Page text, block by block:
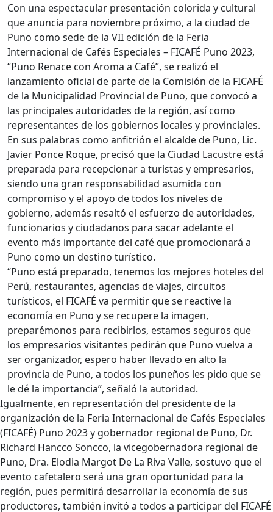
Con una espectacular presentación colorida y cultural
que anuncia para noviembre próximo, a la ciudad de
Puno como sede de la VII edición de la Feria
Internacional de Cafés Especiales – FICAFÉ Puno 2023,
“Puno Renace con Aroma a Café”, se realizó el
lanzamiento oficial de parte de la Comisión de la FICAFÉ
de la Municipalidad Provincial de Puno, que convocó a
las principales autoridades de la región, así como
representantes de los gobiernos locales y provinciales.
En sus palabras como anfitrión el alcalde de Puno, Lic.
Javier Ponce Roque, precisó que la Ciudad Lacustre está
preparada para recepcionar a turistas y empresarios,
siendo una gran responsabilidad asumida con
compromiso y el apoyo de todos los niveles de
gobierno, además resaltó el esfuerzo de autoridades,
funcionarios y ciudadanos para sacar adelante el
evento más importante del café que promocionará a
Puno como un destino turístico.
“Puno está preparado, tenemos los mejores hoteles del
Perú, restaurantes, agencias de viajes, circuitos
turísticos, el FICAFÉ va permitir que se reactive la
economía en Puno y se recupere la imagen,
preparémonos para recibirlos, estamos seguros que
los empresarios visitantes pedirán que Puno vuelva a
ser organizador, espero haber llevado en alto la
provincia de Puno, a todos los puneños les pido que se
le dé la importancia”, señaló la autoridad.
Igualmente, en representación del presidente de la
organización de la Feria Internacional de Cafés Especiales
(FICAFÉ) Puno 2023 y gobernador regional de Puno, Dr.
Richard Hancco Soncco, la vicegobernadora regional de
Puno, Dra. Elodia Margot De La Riva Valle, sostuvo que el
evento cafetalero será una gran oportunidad para la
región, pues permitirá desarrollar la economía de sus
productores, también invitó a todos a participar del FICAFÉ